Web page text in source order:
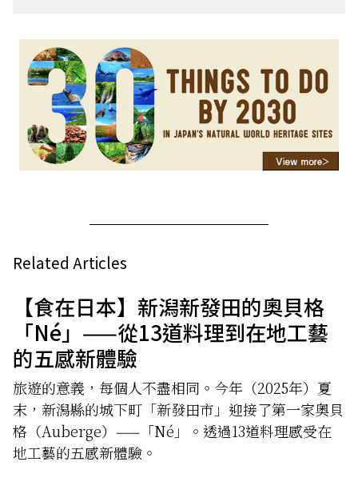
Related Articles
【食在日本】新潟新發田的奧貝格
「Né」——從13道料理到在地工藝
的五感新體驗
旅遊的意義，每個人不盡相同。今年（2025年）夏
末，新潟縣的城下町「新發田市」迎接了第一家奧貝
格（Auberge）——「Né」。透過13道料理感受在
地工藝的五感新體驗。